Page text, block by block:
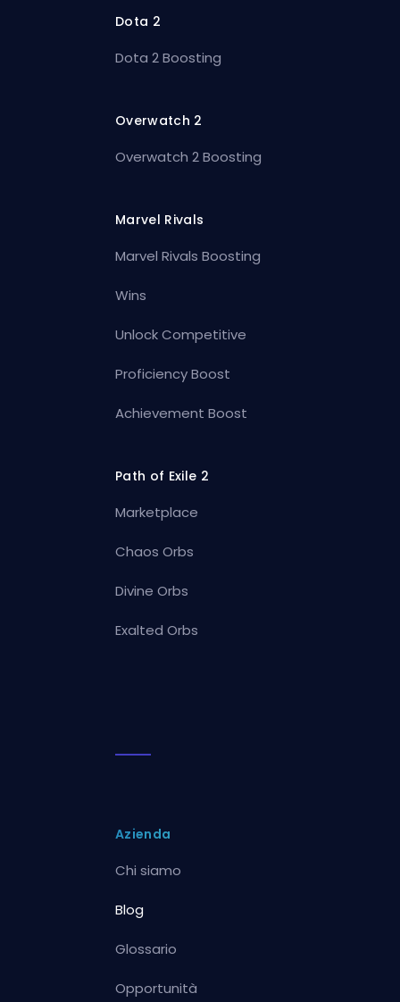
Dota 2
Dota 2 Boosting
Overwatch 2
Overwatch 2 Boosting
Marvel Rivals
Marvel Rivals Boosting
Wins
Unlock Competitive
Proficiency Boost
Achievement Boost
Path of Exile 2
Marketplace
Chaos Orbs
Divine Orbs
Exalted Orbs
Azienda
Chi siamo
Blog
Glossario
Opportunità